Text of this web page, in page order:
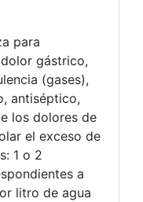
para
gástrico,
(gases),
antiséptico,
los dolores de
el exceso de
1 o 2
a
litro de agua